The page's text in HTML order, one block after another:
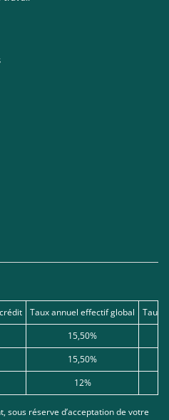
Taux annuel effectif global
Taux
15,50%
15,50%
12%
sous réserve d’acceptation de votre